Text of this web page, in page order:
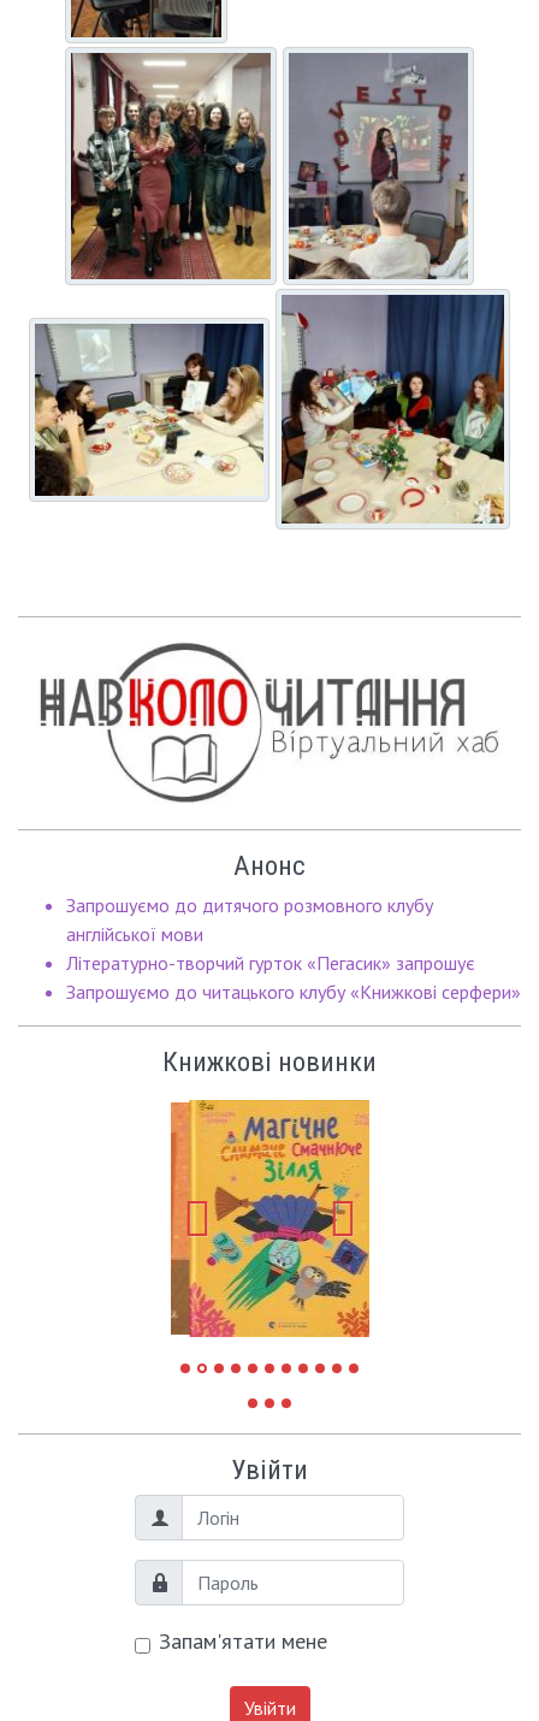
Анонс
Запрошуємо до дитячого розмовного клубу
англійської мови
Літературно-творчий гурток «Пегасик» запрошує
Запрошуємо до читацького клубу «Книжкові серфери»
Книжкові новинки
Увійти
Логін
Пароль
Запам'ятати мене
Увійти